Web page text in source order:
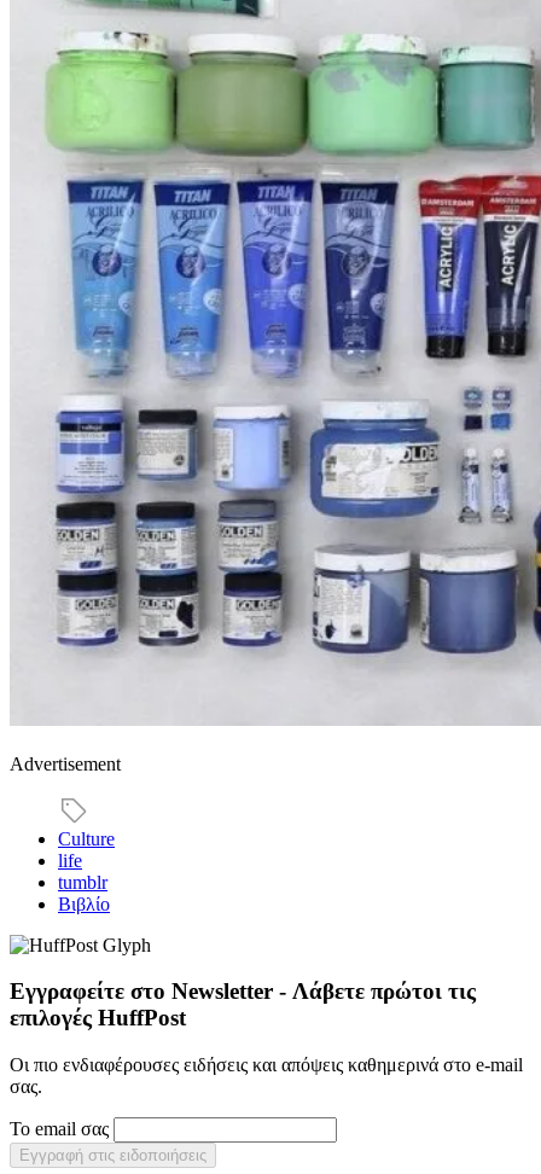
Advertisement
Culture
life
tumblr
Βιβλίο
Εγγραφείτε στο Newsletter - Λάβετε πρώτοι τις
επιλογές HuffPost
Οι πιο ενδιαφέρουσες ειδήσεις και απόψεις καθημερινά στο e-mail
σας.
Το email σας
Εγγραφή στις ειδοποιήσεις